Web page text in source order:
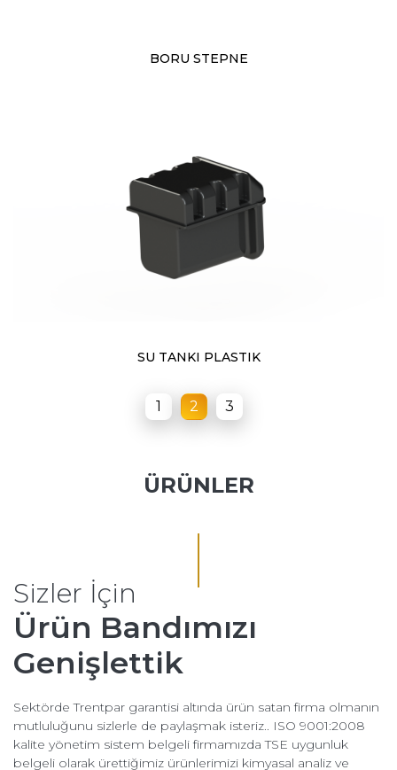
BORU STEPNE
SU TANKI PLASTIK
1 2 3
ÜRÜNLER
Sizler İçin
Ürün Bandımızı
Genişlettik
Sektörde Trentpar garantisi altında ürün satan firma olmanın
mutluluğunu sizlerle de paylaşmak isteriz.. ISO 9001:2008
kalite yönetim sistem belgeli firmamızda TSE uygunluk
belgeli olarak ürettiğimiz ürünlerimizi kimyasal analiz ve